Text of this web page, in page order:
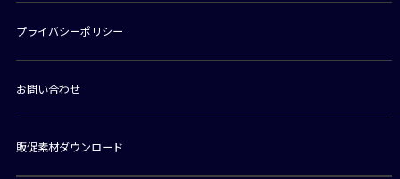
プライバシーポリシー
お問い合わせ
販促素材ダウンロード